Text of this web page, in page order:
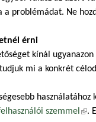
a problémádat. Ne
érni
kínál
mi a konkrét
szemmel .